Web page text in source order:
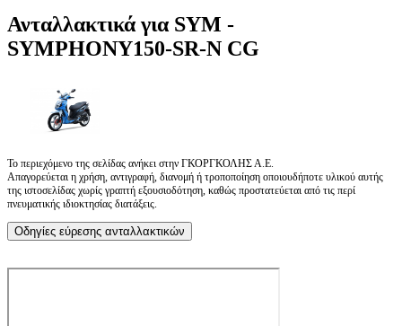
Ανταλλακτικά για SYM -
SYMPHONY150-SR-N CG
Το περιεχόμενο της σελίδας ανήκει στην ΓΚΟΡΓΚΟΛΗΣ Α.Ε.
Απαγορεύεται η χρήση, αντιγραφή, διανομή ή τροποποίηση οποιουδήποτε υλικού αυτής
της ιστοσελίδας χωρίς γραπτή εξουσιοδότηση, καθώς προστατεύεται από τις περί
πνευματικής ιδιοκτησίας διατάξεις.
Οδηγίες εύρεσης ανταλλακτικών